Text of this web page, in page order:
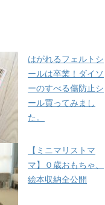
はがれるフェルトシ
ールは卒業！ダイソ
ーのすべる傷防止シ
ール買ってみまし
た。
【ミニマリストマ
マ】０歳おもちゃ、
絵本収納全公開